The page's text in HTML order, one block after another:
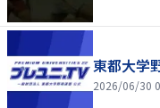
東都大学
2026/06/30